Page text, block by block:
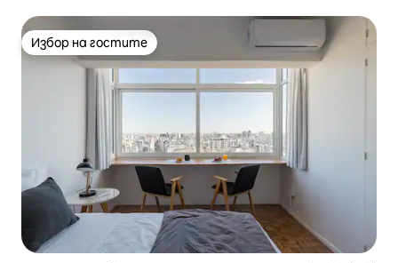
Избор на гостите
Избор на гостите